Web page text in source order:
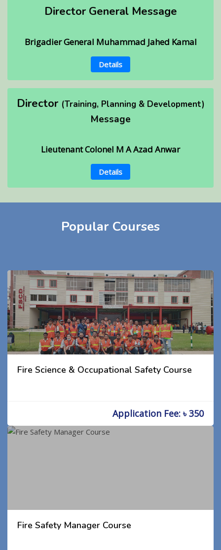
Director General Message
Brigadier General Muhammad Jahed Kamal
Details
Director (Training, Planning & Development)
Message
Lieutenant Colonel M A Azad Anwar
Details
Popular Courses
Fire Science & Occupational Safety Course
Application Fee: ৳ 350
Fire Safety Manager Course